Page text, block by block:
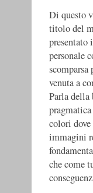
Di questo
titolo del
personale
venuta a
Parla della
colori
immagini
che come